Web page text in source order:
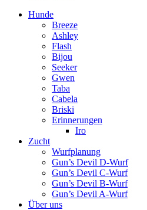
Hunde
Breeze
Ashley
Flash
Bijou
Seeker
Gwen
Taba
Cabela
Briski
Erinnerungen
Iro
Zucht
Wurfplanung
Gun’s Devil D-Wurf
Gun’s Devil C-Wurf
Gun’s Devil B-Wurf
Gun’s Devil A-Wurf
Über uns